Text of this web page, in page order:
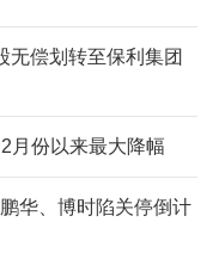
无偿划转至保利集团
月份以来最大降幅
华、博时陷关停倒计